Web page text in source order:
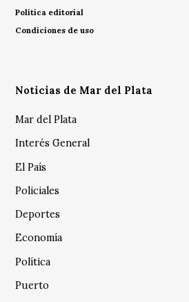
Política editorial
Condiciones de uso
Noticias de Mar del Plata
Mar del Plata
Interés General
El País
Policiales
Deportes
Economía
Política
Puerto